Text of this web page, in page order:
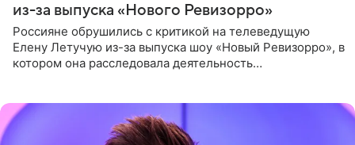
из-за выпуска «Нового Ревизорро»
Россияне обрушились с критикой на телеведущую
Елену Летучую из-за выпуска шоу «Новый Ревизорро», в
котором она расследовала деятельность